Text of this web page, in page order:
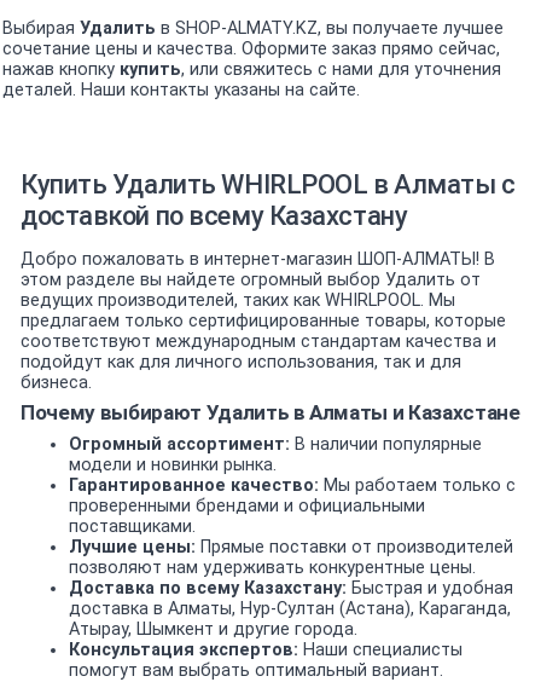
Выбирая Удалить в SHOP-ALMATY.KZ, вы получаете лучшее
сочетание цены и качества. Оформите заказ прямо сейчас,
нажав кнопку купить, или свяжитесь с нами для уточнения
деталей. Наши контакты указаны на сайте.
Купить Удалить WHIRLPOOL в Алматы с
доставкой по всему Казахстану
Добро пожаловать в интернет-магазин ШОП-АЛМАТЫ! В
этом разделе вы найдете огромный выбор Удалить от
ведущих производителей, таких как WHIRLPOOL. Мы
предлагаем только сертифицированные товары, которые
соответствуют международным стандартам качества и
подойдут как для личного использования, так и для
бизнеса.
Почему выбирают Удалить в Алматы и Казахстане
Огромный ассортимент: В наличии популярные
модели и новинки рынка.
Гарантированное качество: Мы работаем только с
проверенными брендами и официальными
поставщиками.
Лучшие цены: Прямые поставки от производителей
позволяют нам удерживать конкурентные цены.
Доставка по всему Казахстану: Быстрая и удобная
доставка в Алматы, Нур-Султан (Астана), Караганда,
Атырау, Шымкент и другие города.
Консультация экспертов: Наши специалисты
помогут вам выбрать оптимальный вариант.